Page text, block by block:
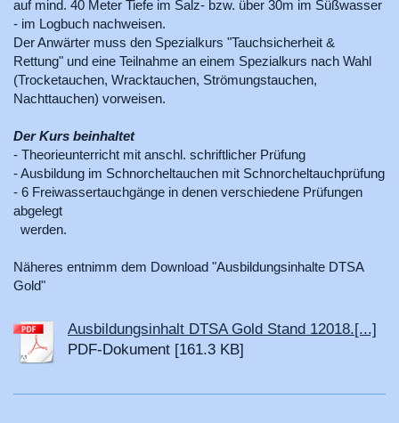
auf mind. 40 Meter Tiefe im Salz- bzw. über 30m im Süßwasser
- im Logbuch nachweisen.
Der Anwärter muss den Spezialkurs "Tauchsicherheit &
Rettung" und eine Teilnahme an einem Spezialkurs nach Wahl
(Trocketauchen, Wracktauchen, Strömungstauchen,
Nachttauchen) vorweisen.
Der Kurs beinhaltet
- Theorieunterricht mit anschl. schriftlicher Prüfung
- Ausbildung im Schnorcheltauchen mit Schnorcheltauchprüfung
- 6 Freiwassertauchgänge in denen verschiedene Prüfungen
abgelegt
werden.
Näheres entnimm dem Download "Ausbildungsinhalte DTSA
Gold"
Ausbildungsinhalt DTSA Gold Stand 12018.[...]
PDF-Dokument [161.3 KB]